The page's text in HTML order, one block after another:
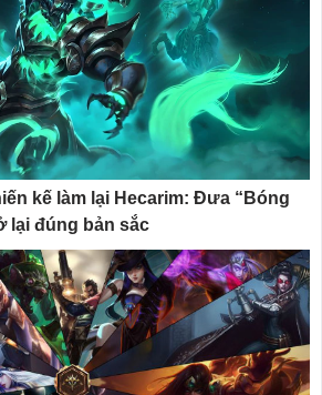
kế làm lại Hecarim: Đưa “Bóng
lại đúng bản sắc